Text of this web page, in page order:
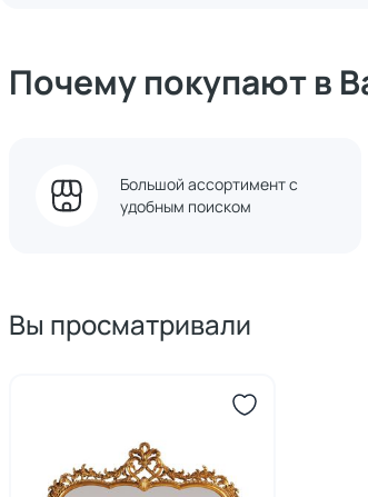
Почему покупают в
Большой ассортимент с
удобным поиском
Вы просматривали